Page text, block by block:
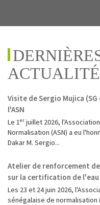
Visite de Sergio Mujica (SG
l'ASN
Le 1ᵉʳ juillet 2026,
Normalisation (ASN) a eu
Dakar M. Sergio...
Atelier de renforcement
sur la certification de
Les 23 et 24 juin 2026,
sénégalaise de normalisation